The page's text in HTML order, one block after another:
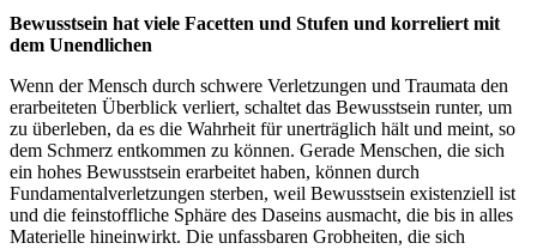
Bewusstsein hat viele Facetten und Stufen und korreliert mit
dem Unendlichen
Wenn der Mensch durch schwere Verletzungen und Traumata den
erarbeiteten Überblick verliert, schaltet das Bewusstsein runter, um
zu überleben, da es die Wahrheit für unerträglich hält und meint, so
dem Schmerz entkommen zu können. Gerade Menschen, die sich
ein hohes Bewusstsein erarbeitet haben, können durch
Fundamentalverletzungen sterben, weil Bewusstsein existenziell ist
und die feinstoffliche Sphäre des Daseins ausmacht, die bis in alles
Materielle hineinwirkt. Die unfassbaren Grobheiten, die sich